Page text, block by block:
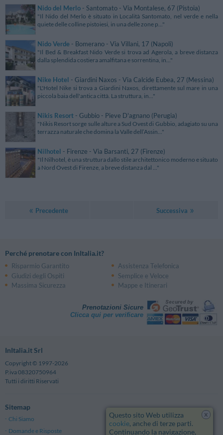
Nido del Merlo - Santomato - Via Montalese, 67 (Pistoia)
"Il Nido del Merlo è situato in Località Santomato, nel verde e nella
quiete delle colline pistoiesi, in una delle zone p..."
Nido Verde - Bomerano - Via Villani, 17 (Napoli)
"Il Bed & Breakfast Nido Verde si trova ad Agerola, a breve distanza
dalla splendida costiera amalfitana e sorrentina, in..."
Nike Hotel - Giardini Naxos - Via Calcide Eubea, 27 (Messina)
"L'Hotel Nike si trova a Giardini Naxos, direttamente sul mare in una
piccola baia dell'antica città. La struttura, in..."
Nikis Resort - Gubbio - Pieve D'agnano (Perugia)
"Nikis Resort sorge sulle alture a Sud Ovest di Gubbio, adagiato su una
terrazza naturale che domina la Valle dell’Assin..."
Nilhotel - Firenze - Via Barsanti, 27 (Firenze)
"Il Nilhotel, è una struttura dallo stile architettonico moderno e situato
a Nord Ovest di Firenze, a breve distanza dal ..."
Precedente Successiva
Perché prenotare con InItalia.it?
Risparmio Garantito
Assistenza Telefonica
Giudizi degli Ospiti
Semplice e Veloce
Massima Sicurezza
Mappe e Itinerari
Prenotazioni Sicure
Clicca qui per verificare
InItalia.it Srl
Copyright © 1997-2026
P.iva 08320750964
Tutti i diritti Riservati
Sitemap
Chi Siamo
Note Legali
Domande e Risposte
Privacy
x
Questo sito Web utilizza
cookie, anche di terze parti.
Continuando la navigazione,